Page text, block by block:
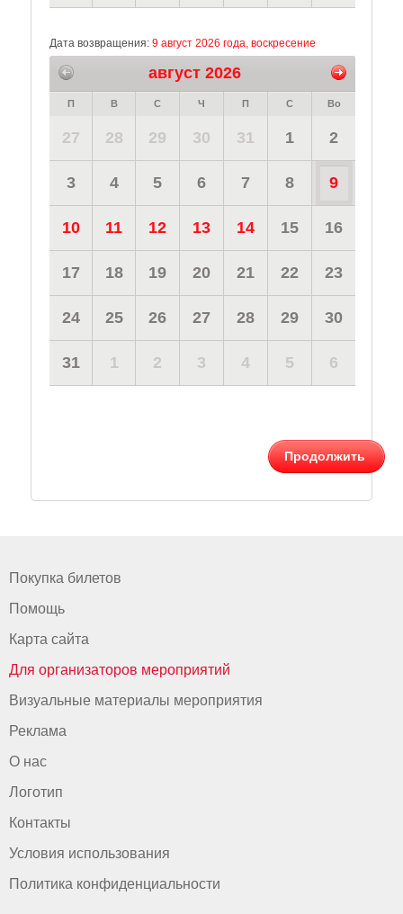
Дата возвращения: 9 август 2026 года, воскресение
август 2026
П В С Ч П С Во
27 28 29 30 31 1 2
3 4 5 6 7 8 9
10 11 12 13 14 15 16
17 18 19 20 21 22 23
24 25 26 27 28 29 30
31 1 2 3 4 5 6
Продолжить
Покупка билетов
Помощь
Карта сайта
Для организаторов мероприятий
Визуальные материалы мероприятия
Реклама
О нас
Логотип
Контакты
Условия использования
Политика конфиденциальности